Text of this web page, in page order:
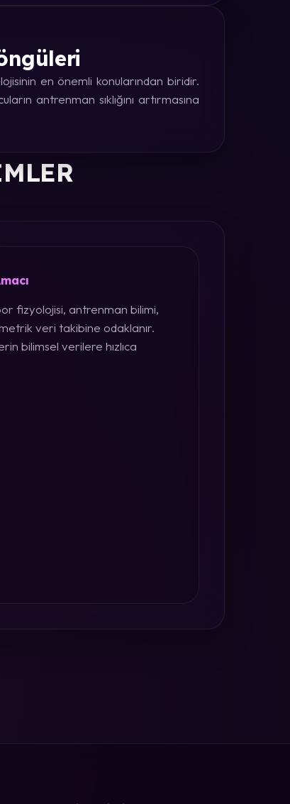
en önemli konularından biridir.
antrenman sıklığını artırmasına
fizyolojisi, antrenman bilimi,
veri takibine odaklanır.
bilimsel verilere hızlıca